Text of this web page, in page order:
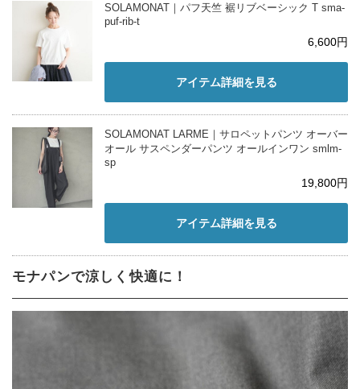
SOLAMONAT｜パフ天竺 裾リブベーシック T sma-
puf-rib-t
6,600円
アイテム詳細を見る
SOLAMONAT LARME｜サロペットパンツ オーバー
オール サスペンダーパンツ オールインワン smlm-
sp
19,800円
アイテム詳細を見る
モナパンで涼しく快適に！